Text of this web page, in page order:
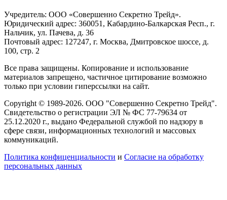
Учредитель: ООО «Совершенно Секретно Трейд».
Юридический адрес: 360051, Кабардино-Балкарская Респ., г.
Нальчик, ул. Пачева, д. 36
Почтовый адрес: 127247, г. Москва, Дмитровское шоссе, д.
100, стр. 2
Все права защищены. Копирование и использование
материалов запрещено, частичное цитирование возможно
только при условии гиперссылки на сайт.
Copyright © 1989-2026. ООО "Совершенно Секретно Трейд".
Свидетельство о регистрации ЭЛ № ФС 77-79634 от
25.12.2020 г., выдано Федеральной службой по надзору в
сфере связи, информационных технологий и массовых
коммуникаций.
Политика конфиценциальности и Согласие на обработку
персональных данных